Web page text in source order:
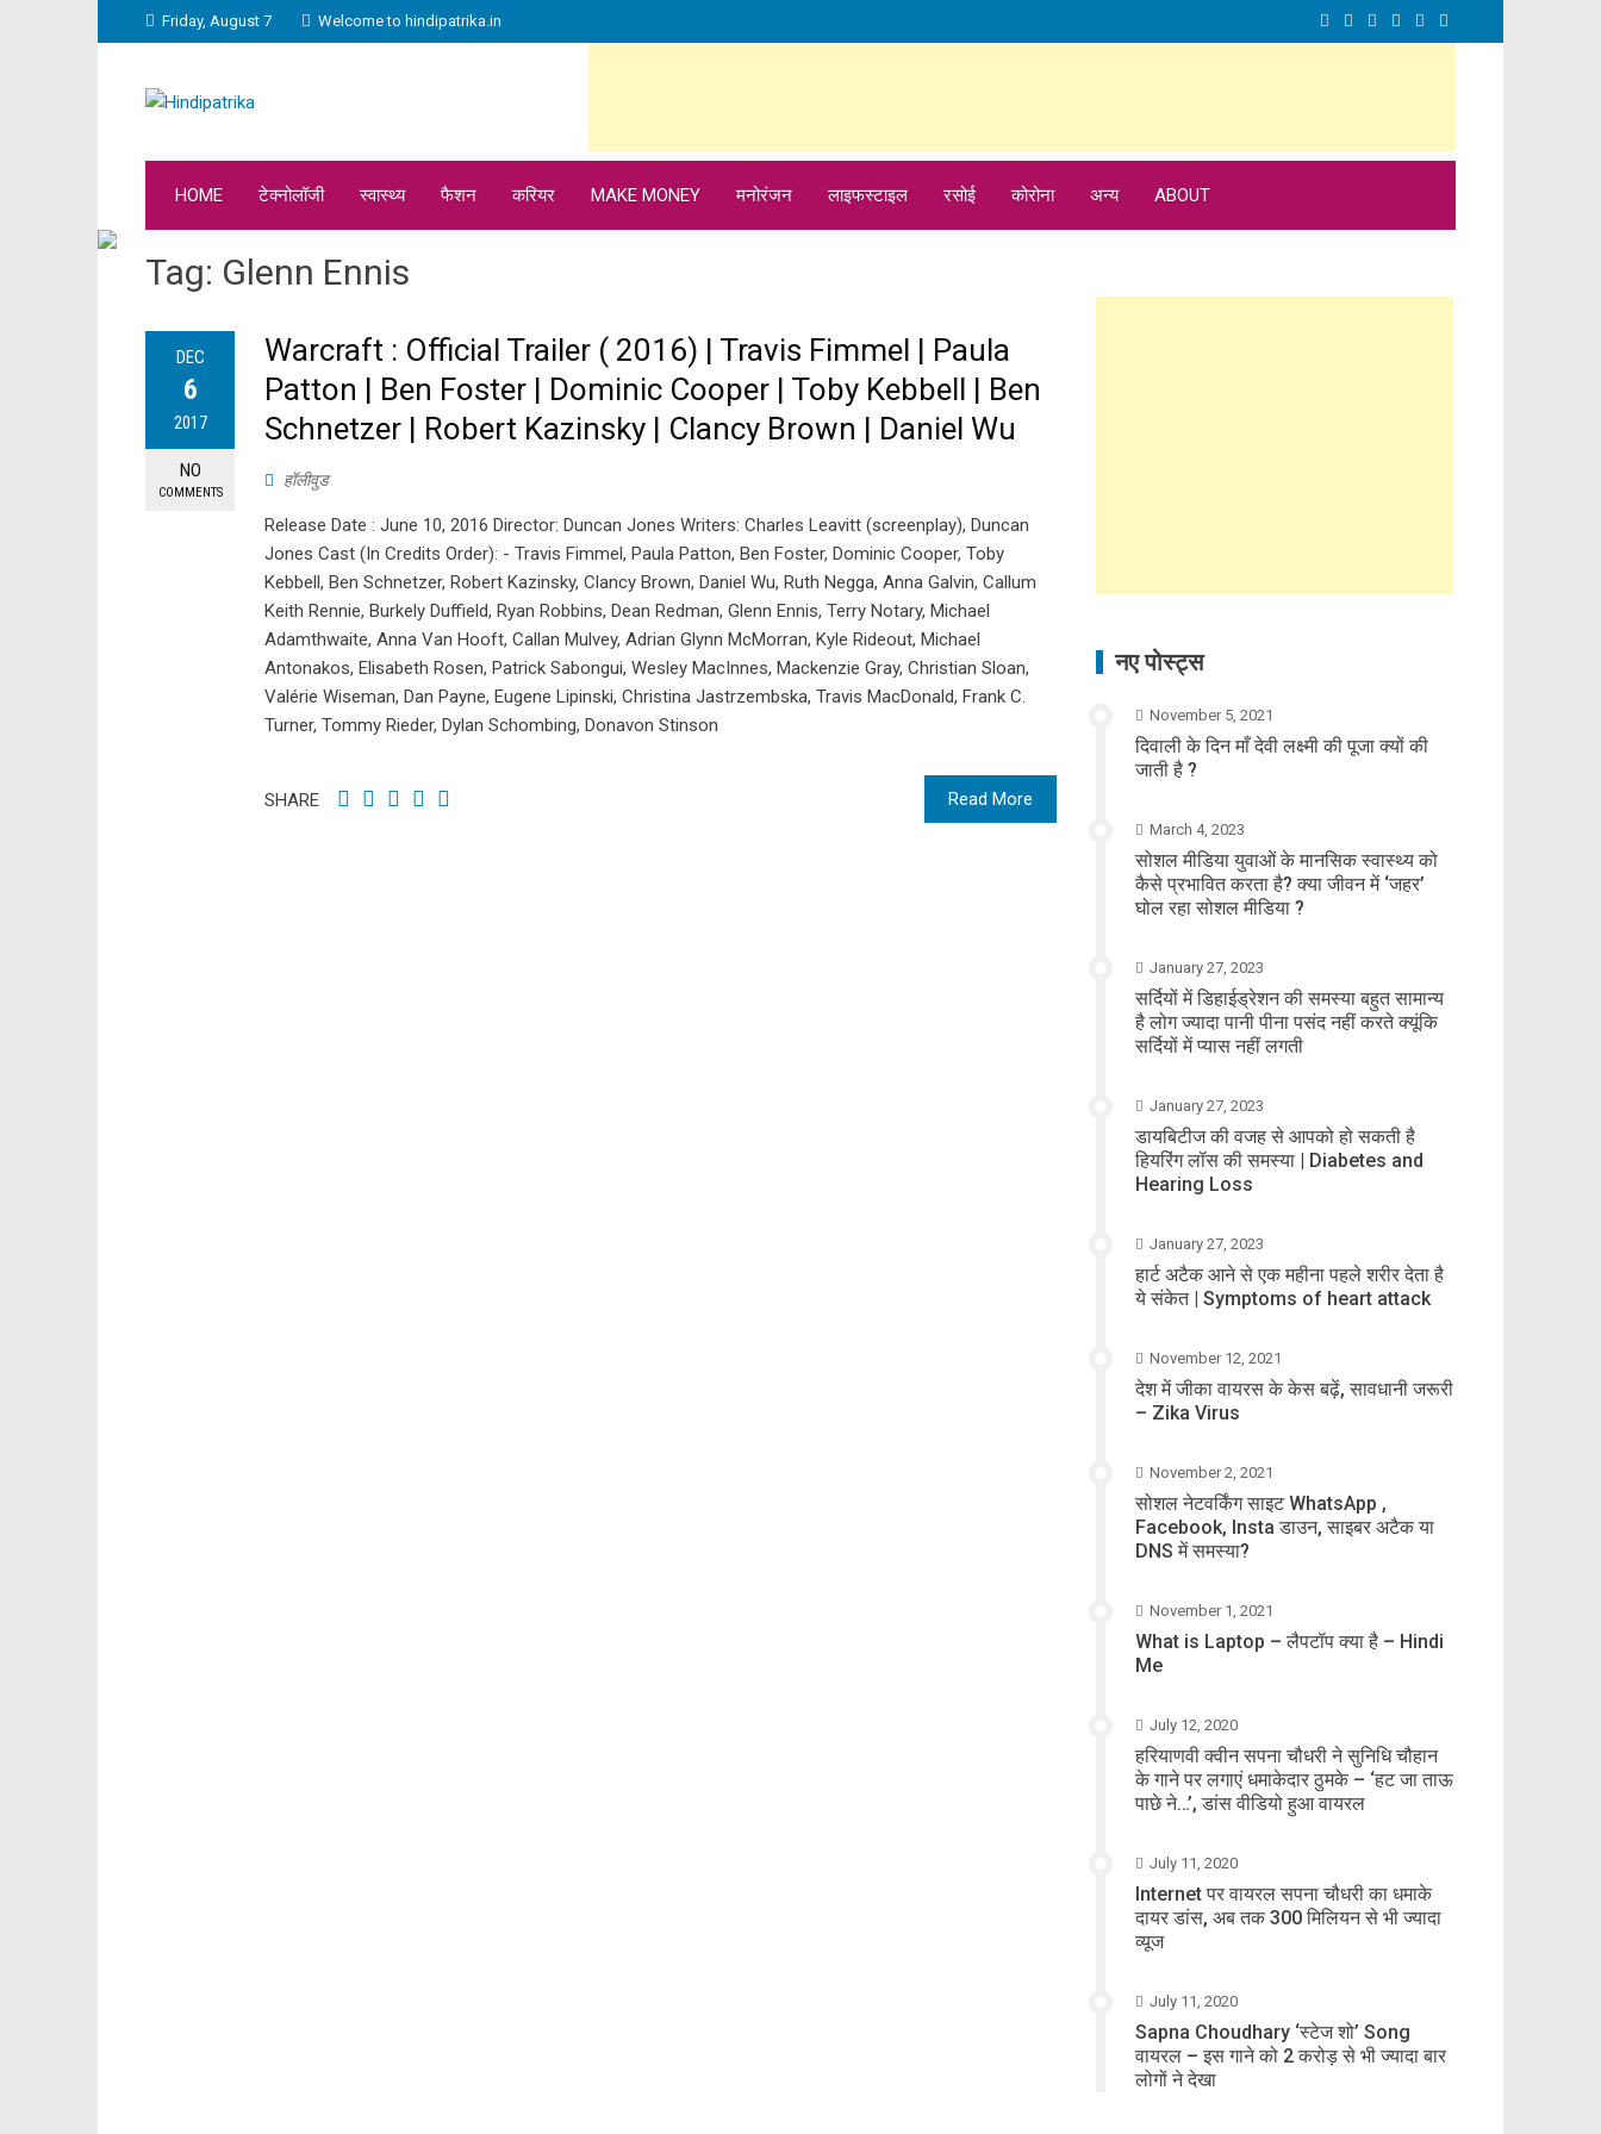
Friday, August 7 Welcome to hindipatrika.in
HOME टेक्नोलॉजी स्वास्थ्य फैशन करियर MAKE MONEY मनोरंजन लाइफस्टाइल रसोई कोरोना अन्य ABOUT
Tag: Glenn Ennis
DEC
6
2017
NO
COMMENTS
Warcraft : Official Trailer ( 2016) | Travis Fimmel | Paula
Patton | Ben Foster | Dominic Cooper | Toby Kebbell | Ben
Schnetzer | Robert Kazinsky | Clancy Brown | Daniel Wu
हॉलीवुड
Release Date : June 10, 2016 Director: Duncan Jones Writers: Charles Leavitt (screenplay), Duncan
Jones Cast (In Credits Order): - Travis Fimmel, Paula Patton, Ben Foster, Dominic Cooper, Toby
Kebbell, Ben Schnetzer, Robert Kazinsky, Clancy Brown, Daniel Wu, Ruth Negga, Anna Galvin, Callum
Keith Rennie, Burkely Duffield, Ryan Robbins, Dean Redman, Glenn Ennis, Terry Notary, Michael
Adamthwaite, Anna Van Hooft, Callan Mulvey, Adrian Glynn McMorran, Kyle Rideout, Michael
Antonakos, Elisabeth Rosen, Patrick Sabongui, Wesley MacInnes, Mackenzie Gray, Christian Sloan,
Valérie Wiseman, Dan Payne, Eugene Lipinski, Christina Jastrzembska, Travis MacDonald, Frank C.
Turner, Tommy Rieder, Dylan Schombing, Donavon Stinson
Read More
SHARE
नए पोस्ट्स
November 5, 2021
दिवाली के दिन माँ देवी लक्ष्मी की पूजा क्यों की
जाती है ?
March 4, 2023
सोशल मीडिया युवाओं के मानसिक स्वास्थ्य को
कैसे प्रभावित करता है? क्या जीवन में ‘जहर’
घोल रहा सोशल मीडिया ?
January 27, 2023
सर्दियों में डिहाईड्रेशन की समस्या बहुत सामान्य
है लोग ज्यादा पानी पीना पसंद नहीं करते क्यूंकि
सर्दियों में प्यास नहीं लगती
January 27, 2023
डायबिटीज की वजह से आपको हो सकती है
हियरिंग लॉस की समस्या | Diabetes and
Hearing Loss
January 27, 2023
हार्ट अटैक आने से एक महीना पहले शरीर देता है
ये संकेत | Symptoms of heart attack
November 12, 2021
देश में जीका वायरस के केस बढ़ें, सावधानी जरूरी
– Zika Virus
November 2, 2021
सोशल नेटवर्किंग साइट WhatsApp ,
Facebook, Insta डाउन, साइबर अटैक या
DNS में समस्या?
November 1, 2021
What is Laptop – लैपटॉप क्या है – Hindi
Me
July 12, 2020
हरियाणवी क्वीन सपना चौधरी ने सुनिधि चौहान
के गाने पर लगाएं धमाकेदार ठुमके – ‘हट जा ताऊ
पाछे ने…’, डांस वीडियो हुआ वायरल
July 11, 2020
Internet पर वायरल सपना चौधरी का धमाके
दायर डांस, अब तक 300 मिलियन से भी ज्यादा
व्यूज
July 11, 2020
Sapna Choudhary ‘स्टेज शो’ Song
वायरल – इस गाने को 2 करोड़ से भी ज्यादा बार
लोगों ने देखा